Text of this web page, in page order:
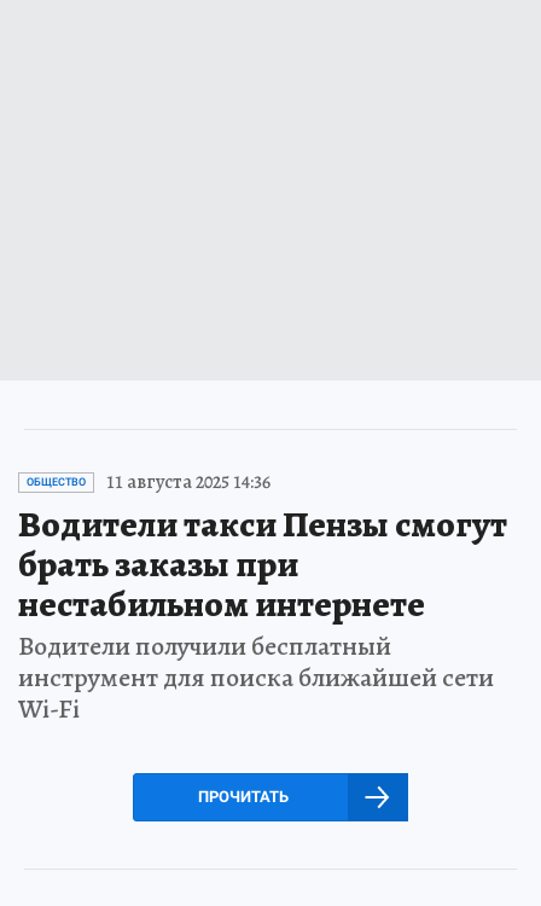
ОБЩЕСТВО 11 августа 2025 14:36
Водители такси Пензы смогут
брать заказы при
нестабильном интернете
Водители получили бесплатный
инструмент для поиска ближайшей сети
Wi-Fi
ПРОЧИТАТЬ